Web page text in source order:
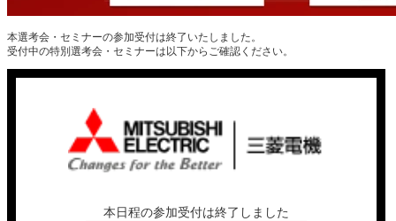
本選考会・セミナーの参加受付は終了いたしました。
受付中の特別選考会・セミナーは以下からご確認ください。
本日程の参加受付は終了しました